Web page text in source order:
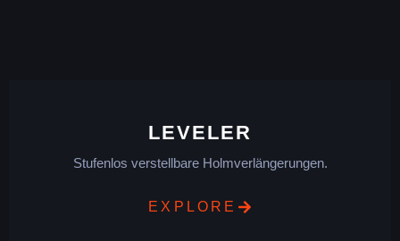
LEVELER
Stufenlos verstellbare Holmverlängerungen.
EXPLORE